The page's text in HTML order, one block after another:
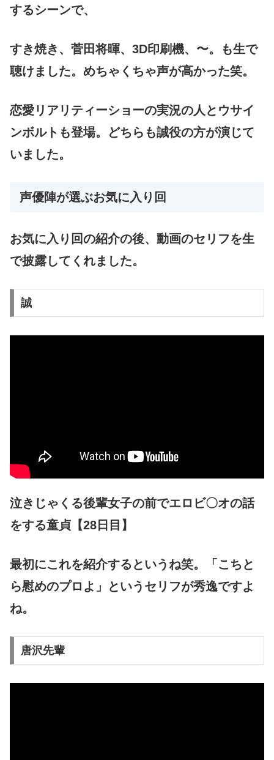
するシーンで、
すき焼き、菅田将暉、3D印刷機、〜。も生で
聴けました。めちゃくちゃ声が高かった笑。
恋愛リアリティーショーの実況の人とウサイ
ンボルトも登場。どちらも誠役の方が演じて
いました。
声優陣が選ぶお気に入り回
お気に入り回の紹介の後、動画のセリフを生
で披露してくれました。
誠
泣きじゃくる後輩女子の前でエロビ〇オの話
をする童貞【28日目】
最初にこれを紹介するというね笑。「こちと
ら慰めのプロよ」というセリフが秀逸ですよ
ね。
唐沢先輩